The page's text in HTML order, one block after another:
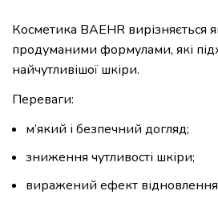
Косметика BAEHR вирізняється
продуманими формулами, які
найчутливішої шкіри.
Переваги:
м’який і безпечний догляд;
зниження чутливості шкіри;
виражений ефект